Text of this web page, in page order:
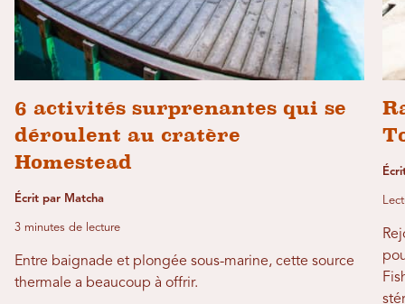
6 activités surprenantes qui se
déroulent au cratère
Homestead
Écrit par Matcha
3 minutes de lecture
Entre baignade et plongée sous-marine, cette source
thermale a beaucoup à offrir.